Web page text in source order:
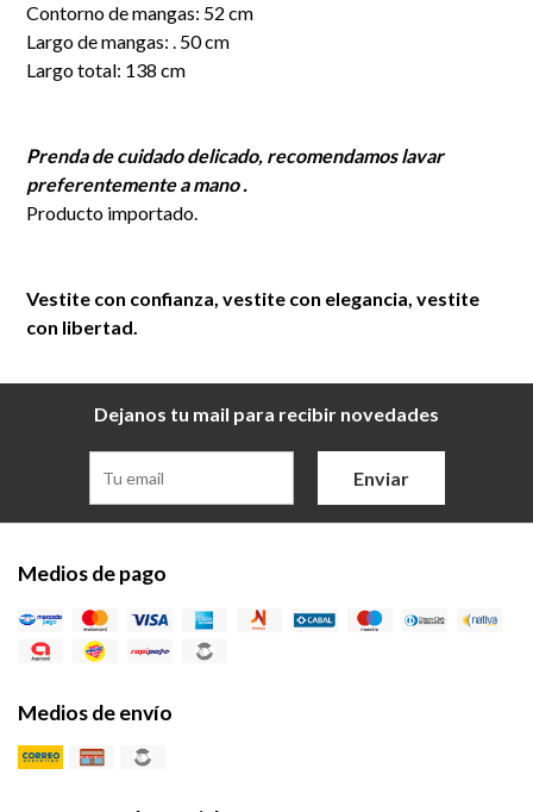
Contorno de mangas: 52 cm
Largo de mangas: . 50 cm
Largo total: 138 cm
Prenda de cuidado delicado, recomendamos lavar
preferentemente a mano .
Producto importado.
Vestite con confianza, vestite con elegancia, vestite
con libertad.
Dejanos tu mail para recibir novedades
Enviar
Medios de pago
Medios de envío